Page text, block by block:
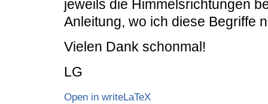
jeweils die Himmelsrichtungen
Anleitung, wo ich diese Begriffe
Vielen Dank schonmal!
LG
Open in writeLaTeX